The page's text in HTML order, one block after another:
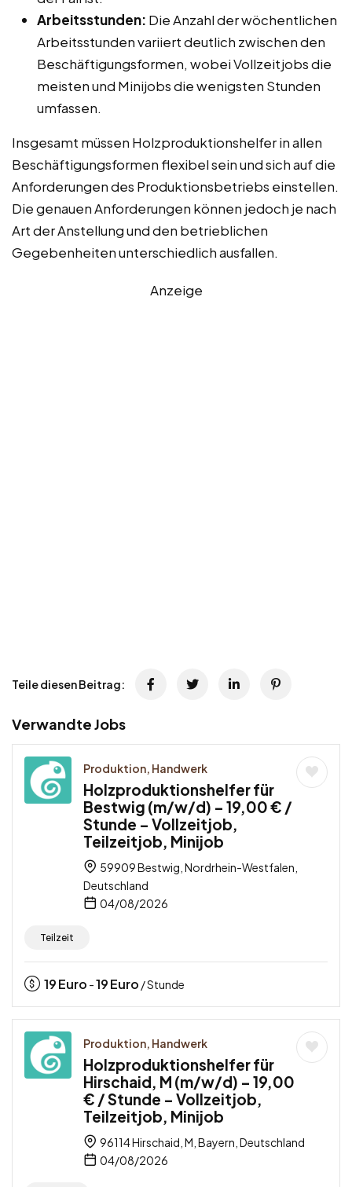
Arbeitsstunden: Die Anzahl der wöchentlichen
Arbeitsstunden variiert deutlich zwischen den
Beschäftigungsformen, wobei Vollzeitjobs die
meisten und Minijobs die wenigsten Stunden
umfassen.
Insgesamt müssen Holzproduktionshelfer in allen
Beschäftigungsformen flexibel sein und sich auf die
Anforderungen des Produktionsbetriebs einstellen.
Die genauen Anforderungen können jedoch je nach
Art der Anstellung und den betrieblichen
Gegebenheiten unterschiedlich ausfallen.
Anzeige
Teile diesen Beitrag:
Verwandte Jobs
Produktion, Handwerk
Holzproduktionshelfer für
Bestwig (m/w/d) – 19,00 € /
Stunde – Vollzeitjob,
Teilzeitjob, Minijob
59909 Bestwig, Nordrhein-Westfalen,
Deutschland
04/08/2026
Teilzeit
19Euro -19Euro / Stunde
Produktion, Handwerk
Holzproduktionshelfer für
Hirschaid, M (m/w/d) – 19,00
€ / Stunde – Vollzeitjob,
Teilzeitjob, Minijob
96114 Hirschaid, M, Bayern, Deutschland
04/08/2026